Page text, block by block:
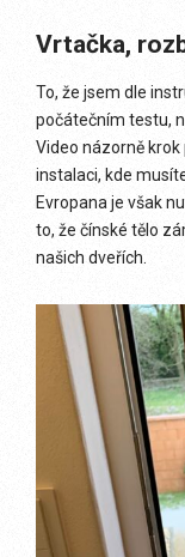
Vrtačka,
To, že jsem dle
počátečním testu,
Video názorně
instalaci, kde
Evropana je však
to, že čínské tělo
našich dveřích.